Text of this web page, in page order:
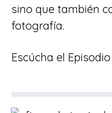
sino que también
fotografía.
Escúcha el